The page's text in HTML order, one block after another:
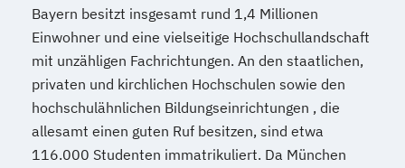
Bayern besitzt insgesamt rund 1,4 Millionen
Einwohner und eine vielseitige Hochschullandschaft
mit unzähligen Fachrichtungen. An den staatlichen,
privaten und kirchlichen Hochschulen sowie den
hochschulähnlichen Bildungseinrichtungen , die
allesamt einen guten Ruf besitzen, sind etwa
116.000 Studenten immatrikuliert. Da München